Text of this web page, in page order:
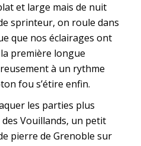
et large mais de nuit
sprinteur, on roule dans
que nos éclairages ont
première longue
à un rythme
fou s’étire enfin.
les parties plus
Vouillands, un petit
pierre de Grenoble sur